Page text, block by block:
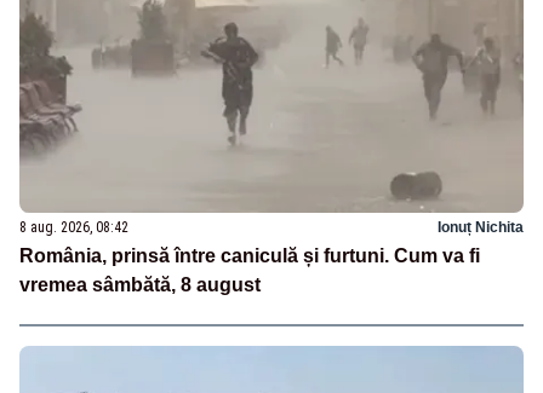
8 aug. 2026, 08:42 Ionuț Nichita
România, prinsă între caniculă și furtuni. Cum va fi
vremea sâmbătă, 8 august